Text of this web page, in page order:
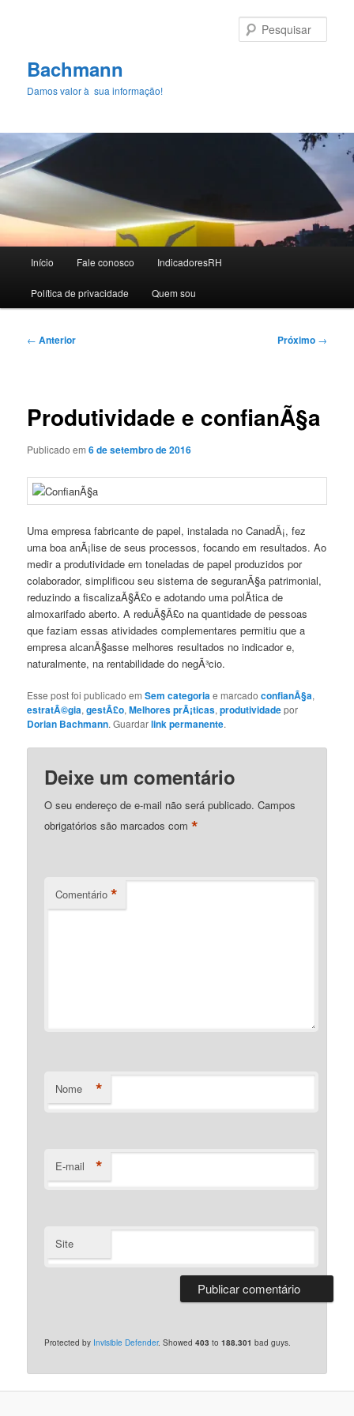
principalBachmann
Damos valor à sua informação!
principal
Início Fale conosco IndicadoresRH
Polí­tica de privacidade Quem sou
Navegação
← Anterior Próximo →
Produtividade e confianÃ§a
Publicado em6 de setembro de 2016
Uma empresa fabricante de papel, instalada no CanadÃ¡, fez
uma boa anÃ¡lise de seus processos, focando em resultados. Ao
medir a produtividade em toneladas de papel produzidos por
colaborador, simplificou seu sistema de seguranÃ§a patrimonial,
reduzindo a fiscalizaÃ§Ã£o e adotando uma polÃ­tica de
almoxarifado aberto. A reduÃ§Ã£o na quantidade de pessoas
que faziam essas atividades complementares permitiu que a
empresa alcanÃ§asse melhores resultados no indicador e,
naturalmente, na rentabilidade do negÃ³cio.
Esse post foi publicado emSem categoriae marcadoconfianÃ§a,
estratÃ©gia,gestÃ£o,Melhores prÃ¡ticas,produtividadepor
Dorian Bachmann. Guardarlink permanente.
Deixe um comentário
O seu endereço de e-mail não será publicado. Campos
obrigatórios são marcados com*
Comentário *
Nome *
E-mail *
Site
Protected by Invisible Defender. Showed403 to188.301 bad guys.